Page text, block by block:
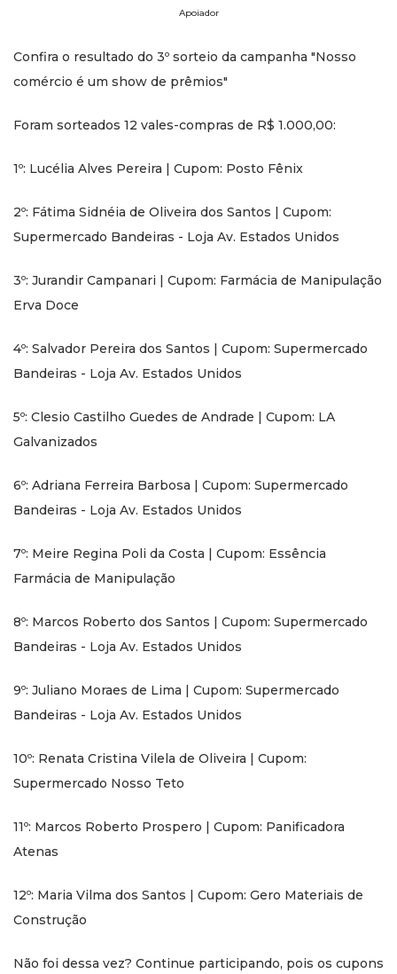
Apoiador
Confira o resultado do 3º sorteio da campanha "Nosso
comércio é um show de prêmios"
Foram sorteados 12 vales-compras de R$ 1.000,00:
1º: Lucélia Alves Pereira | Cupom: Posto Fênix
2º: Fátima Sidnéia de Oliveira dos Santos | Cupom:
Supermercado Bandeiras - Loja Av. Estados Unidos
3º: Jurandir Campanari | Cupom: Farmácia de Manipulação
Erva Doce
4º: Salvador Pereira dos Santos | Cupom: Supermercado
Bandeiras - Loja Av. Estados Unidos
5º: Clesio Castilho Guedes de Andrade | Cupom: LA
Galvanizados
6º: Adriana Ferreira Barbosa | Cupom: Supermercado
Bandeiras - Loja Av. Estados Unidos
7º: Meire Regina Poli da Costa | Cupom: Essência
Farmácia de Manipulação
8º: Marcos Roberto dos Santos | Cupom: Supermercado
Bandeiras - Loja Av. Estados Unidos
9º: Juliano Moraes de Lima | Cupom: Supermercado
Bandeiras - Loja Av. Estados Unidos
10º: Renata Cristina Vilela de Oliveira | Cupom:
Supermercado Nosso Teto
11º: Marcos Roberto Prospero | Cupom: Panificadora
Atenas
12º: Maria Vilma dos Santos | Cupom: Gero Materiais de
Construção
Não foi dessa vez? Continue participando, pois os cupons